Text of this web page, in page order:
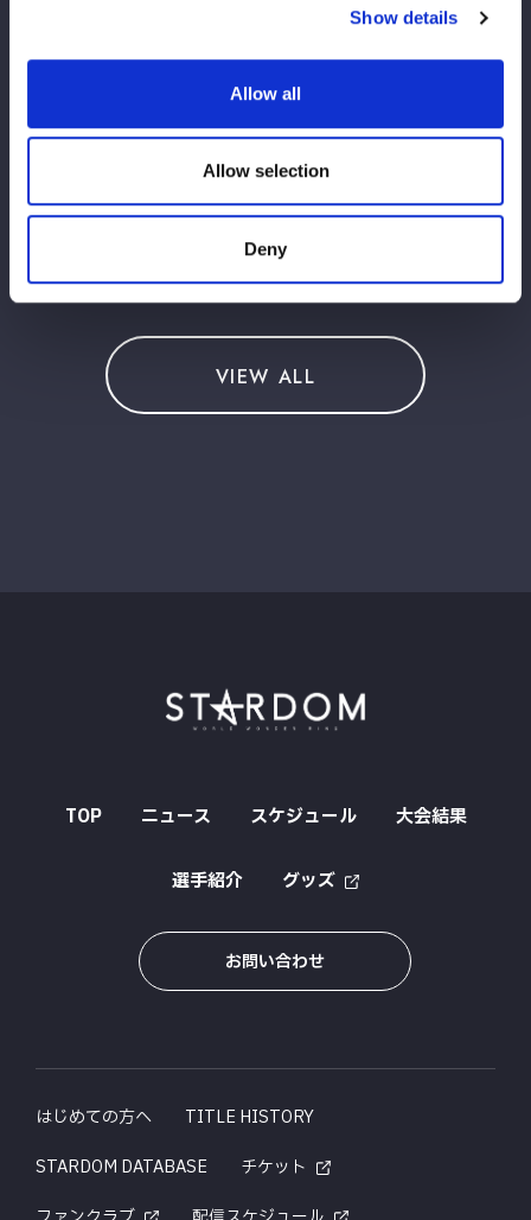
Show details
Allow all
Allow selection
Deny
VIEW ALL
TOP ニュース スケジュール 大会結果
選手紹介 グッズ
お問い合わせ
はじめての方へ
TITLE HISTORY
STARDOM DATABASE
チケット